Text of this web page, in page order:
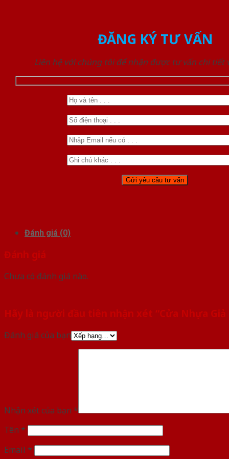
ĐĂNG KÝ TƯ VẤN
Liên hệ với chúng tôi để nhận được tư vấn chi tiết
Đánh giá (0)
Đánh giá
Chưa có đánh giá nào.
Hãy là người đầu tiên nhận xét “Cửa Nhựa Giả
Đánh giá của bạn
Nhận xét của bạn *
Tên *
Email *